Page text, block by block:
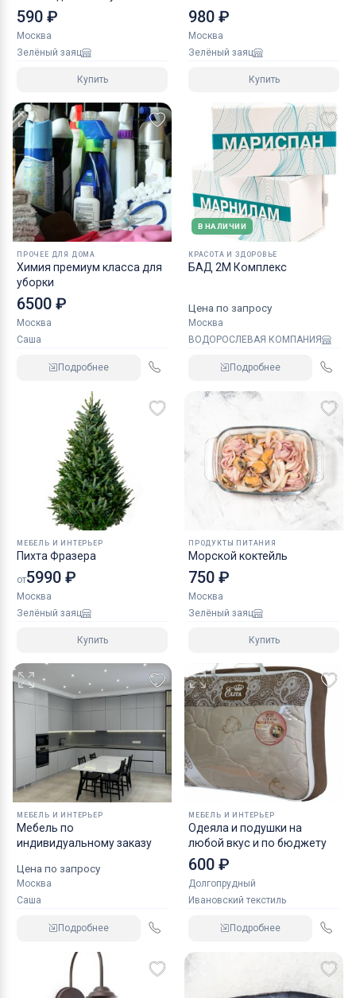
590 ₽
Москва
Зелёный заяц
Купить
980 ₽
Москва
Зелёный заяц
Купить
ПРОЧЕЕ ДЛЯ ДОМА
Химия премиум класса для
уборки
6500 ₽
Москва
Саша
Подробнее
В НАЛИЧИИ
КРАСОТА И ЗДОРОВЬЕ
БАД 2М Комплекс
Цена по запросу
Москва
ВОДОРОСЛЕВАЯ КОМПАНИЯ
Подробнее
МЕБЕЛЬ И ИНТЕРЬЕР
Пихта Фразера
от5990 ₽
Москва
Зелёный заяц
Купить
ПРОДУКТЫ ПИТАНИЯ
Морской коктейль
750 ₽
Москва
Зелёный заяц
Купить
МЕБЕЛЬ И ИНТЕРЬЕР
Мебель по
индивидуальному заказу
Цена по запросу
Москва
Саша
Подробнее
МЕБЕЛЬ И ИНТЕРЬЕР
Одеяла и подушки на
любой вкус и по бюджету
600 ₽
Долгопрудный
Ивановский текстиль
Подробнее